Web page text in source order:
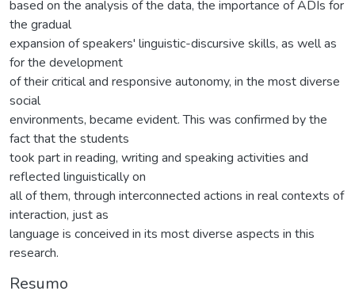
based on the analysis of the data, the importance of ADIs for
the gradual
expansion of speakers' linguistic-discursive skills, as well as
for the development
of their critical and responsive autonomy, in the most diverse
social
environments, became evident. This was confirmed by the
fact that the students
took part in reading, writing and speaking activities and
reflected linguistically on
all of them, through interconnected actions in real contexts of
interaction, just as
language is conceived in its most diverse aspects in this
research.
Resumo